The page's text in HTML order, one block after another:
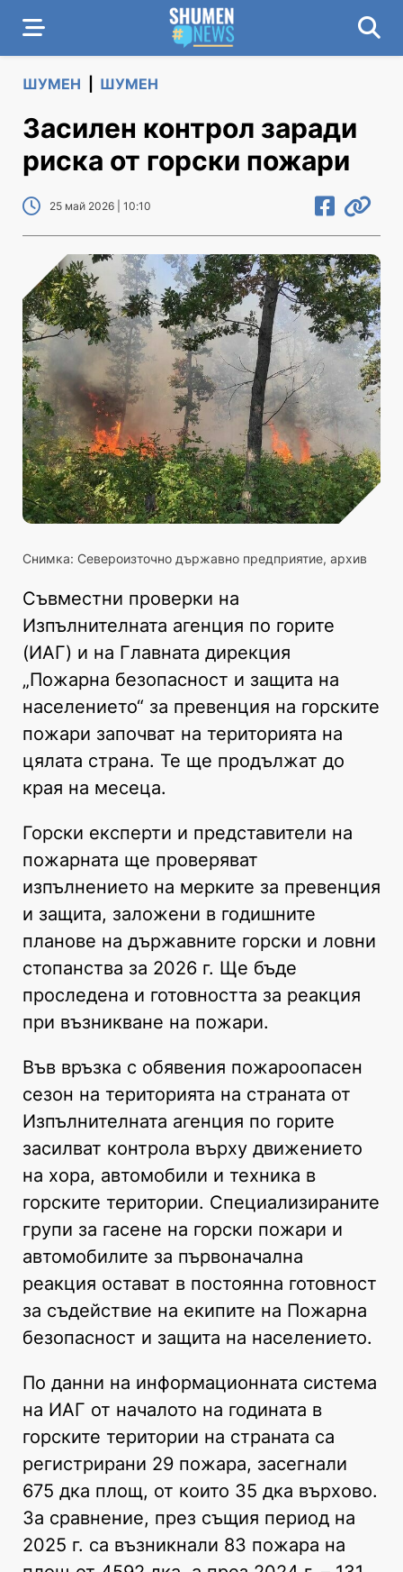
ШУМЕН ШУМЕН
Засилен контрол заради
риска от горски пожари
25 май 2026 | 10:10
Снимка: Североизточно държавно предприятие, архив
Съвместни проверки на
Изпълнителната агенция по горите
(ИАГ) и на Главната дирекция
„Пожарна безопасност и защита на
населението“ за превенция на горските
пожари започват на територията на
цялата страна. Те ще продължат до
края на месеца.
Горски експерти и представители на
пожарната ще проверяват
изпълнението на мерките за превенция
и защита, заложени в годишните
планове на държавните горски и ловни
стопанства за 2026 г. Ще бъде
проследена и готовността за реакция
при възникване на пожари.
Във връзка с обявения пожароопасен
сезон на територията на страната от
Изпълнителната агенция по горите
засилват контрола върху движението
на хора, автомобили и техника в
горските територии. Специализираните
групи за гасене на горски пожари и
автомобилите за първоначална
реакция остават в постоянна готовност
за съдействие на екипите на Пожарна
безопасност и защита на населението.
По данни на информационната система
на ИАГ от началото на годината в
горските територии на страната са
регистрирани 29 пожара, засегнали
675 дка площ, от които 35 дка върхово.
За сравнение, през същия период на
2025 г. са възникнали 83 пожара на